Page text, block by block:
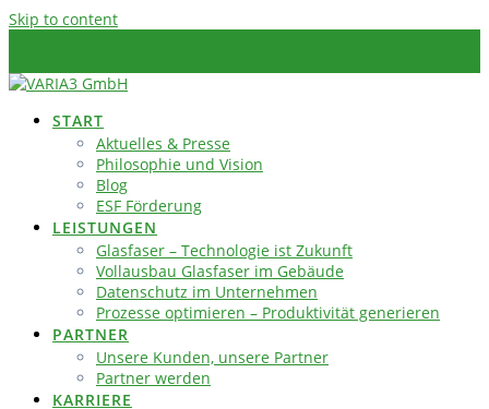
Skip to content
START
Aktuelles & Presse
Philosophie und Vision
Blog
ESF Förderung
LEISTUNGEN
Glasfaser – Technologie ist Zukunft
Vollausbau Glasfaser im Gebäude
Datenschutz im Unternehmen
Prozesse optimieren – Produktivität generieren
PARTNER
Unsere Kunden, unsere Partner
Partner werden
KARRIERE